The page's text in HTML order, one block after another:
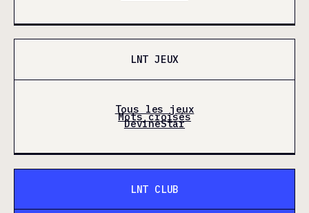
LNT JEUX
Tous les jeux
Mots croisés
DevineStar
LNT CLUB